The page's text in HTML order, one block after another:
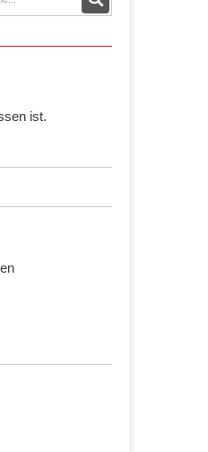
ist.